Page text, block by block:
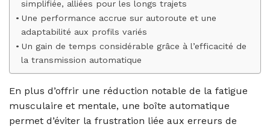
simplifiée, alliées pour les longs trajets
Une performance accrue sur autoroute et une
adaptabilité aux profils variés
Un gain de temps considérable grâce à l’efficacité de
la transmission automatique
En plus d’offrir une réduction notable de la fatigue
musculaire et mentale, une boîte automatique
permet d’éviter la frustration liée aux erreurs de